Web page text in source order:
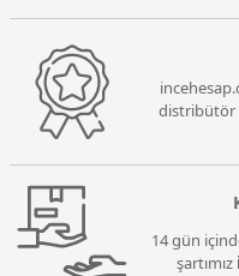
distribütör
14 gün
şartımız